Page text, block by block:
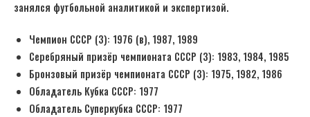
занялся футбольной аналитикой и экспертизой.
Чемпион СССР (3): 1976 (в), 1987, 1989
Серебряный призёр чемпионата СССР (3): 1983, 1984, 1985
Бронзовый призёр чемпионата СССР (3): 1975, 1982, 1986
Обладатель Кубка СССР: 1977
Обладатель Суперкубка СССР: 1977